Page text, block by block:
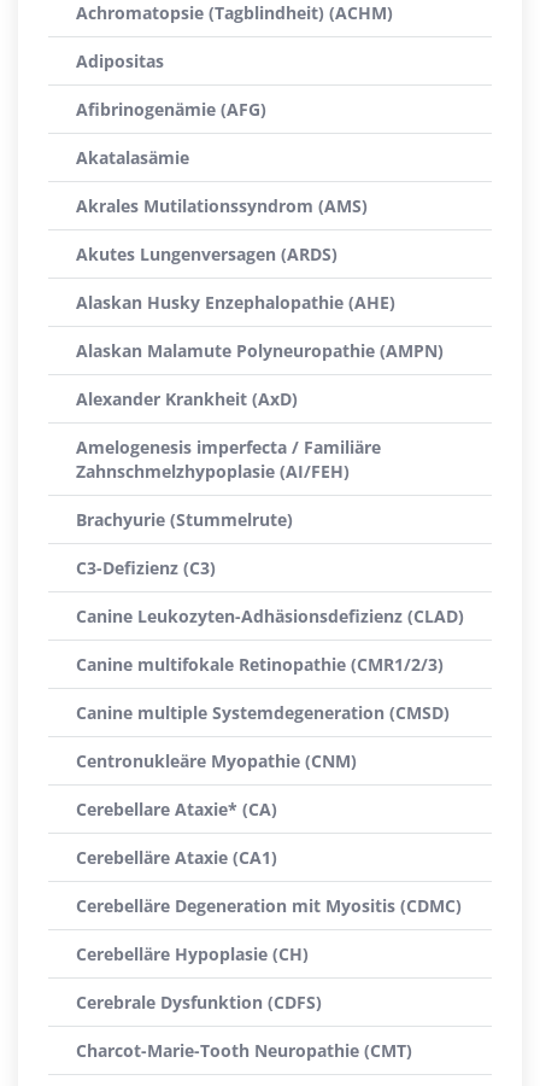
Achromatopsie (Tagblindheit) (ACHM)
Adipositas
Afibrinogenämie (AFG)
Akatalasämie
Akrales Mutilationssyndrom (AMS)
Akutes Lungenversagen (ARDS)
Alaskan Husky Enzephalopathie (AHE)
Alaskan Malamute Polyneuropathie (AMPN)
Alexander Krankheit (AxD)
Amelogenesis imperfecta / Familiäre
Zahnschmelzhypoplasie (AI/FEH)
Brachyurie (Stummelrute)
C3-Defizienz (C3)
Canine Leukozyten-Adhäsionsdefizienz (CLAD)
Canine multifokale Retinopathie (CMR1/2/3)
Canine multiple Systemdegeneration (CMSD)
Centronukleäre Myopathie (CNM)
Cerebellare Ataxie* (CA)
Cerebelläre Ataxie (CA1)
Cerebelläre Degeneration mit Myositis (CDMC)
Cerebelläre Hypoplasie (CH)
Cerebrale Dysfunktion (CDFS)
Charcot-Marie-Tooth Neuropathie (CMT)